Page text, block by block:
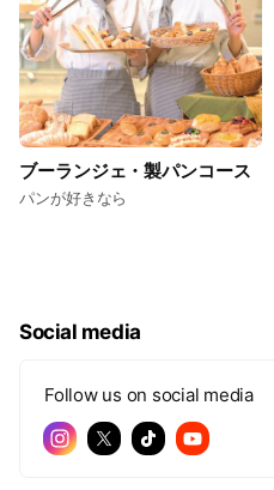
ブーランジェ・製パンコース
パンが好きなら
Social media
Follow us on social media